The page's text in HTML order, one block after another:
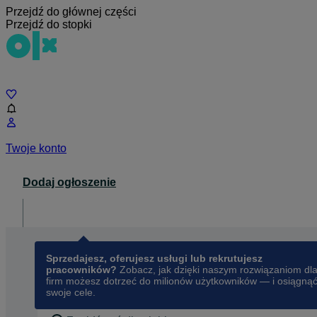
Przejdź do głównej części
Przejdź do stopki
Twoje konto
Dodaj ogłoszenie
Sprzedajesz, oferujesz usługi lub rekrutujesz
pracowników? Zobacz, jak dzięki naszym rozwiązaniom dla
firm możesz dotrzeć do milionów użytkowników — i osiągnąć
swoje cele.